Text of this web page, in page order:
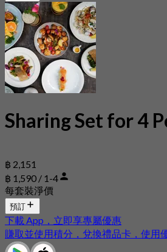
Sharing Set for 4
฿ 2,151
฿ 1,590 / 1-4
每套裝淨價
預訂
下載 App，立即享專屬優惠
賺取並使用積分，兌換禮品卡，使用